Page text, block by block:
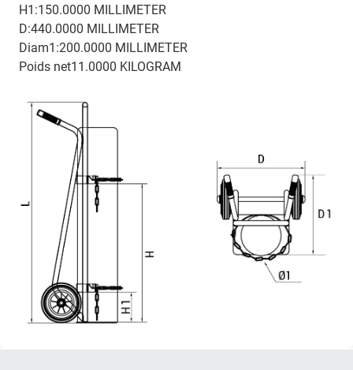
H1:150.0000 MILLIMETER
D:440.0000 MILLIMETER
Diam1:200.0000 MILLIMETER
Poids net11.0000 KILOGRAM